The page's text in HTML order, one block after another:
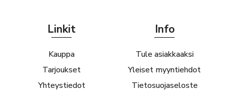
Linkit
Kauppa
Tarjoukset
Yhteystiedot
Info
Tule asiakkaaksi
Yleiset myyntiehdot
Tietosuojaseloste